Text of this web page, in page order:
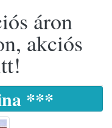
áron
akciós
***